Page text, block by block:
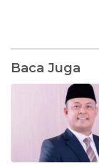
Baca Juga